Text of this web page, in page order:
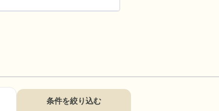
条件を絞り込む